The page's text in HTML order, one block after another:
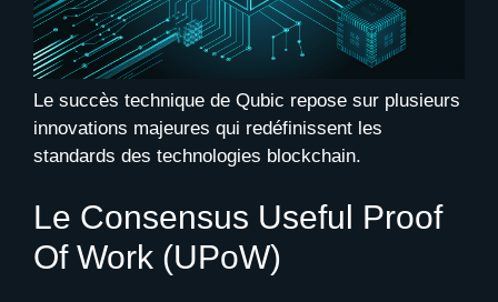
Le succès technique de Qubic repose sur plusieurs
innovations majeures qui redéfinissent les
standards des technologies blockchain.
Le Consensus Useful Proof
Of Work (UPoW)